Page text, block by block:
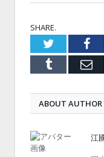
SHARE.
Twitter
Tumblr
ABOUT AUTHOR
江